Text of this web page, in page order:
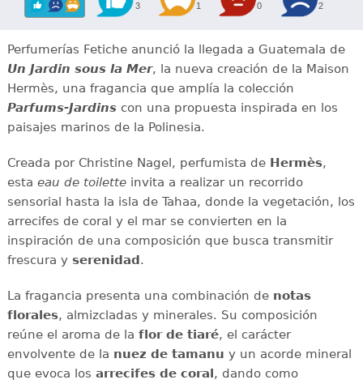
3 1 0 2
Perfumerías Fetiche anunció la llegada a Guatemala de
Un Jardin sous la Mer, la nueva creación de la Maison
Hermès, una fragancia que amplía la colección
Parfums-Jardinscon una propuesta inspirada en los
paisajes marinos de la Polinesia.
Creada por Christine Nagel, perfumista de Hermès,
esta eau de toiletteinvita a realizar un recorrido
sensorial hasta la isla de Tahaa, donde la vegetación, los
arrecifes de coral y el mar se convierten en la
inspiración de una composición que busca transmitir
frescura y serenidad.
La fragancia presenta una combinación de notas
florales, almizcladas y minerales. Su composición
reúne el aroma de la flor de tiaré, el carácter
envolvente de la nuez de tamanu y un acorde mineral
que evoca los arrecifes de coral, dando como